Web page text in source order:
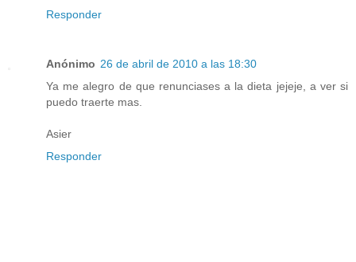
Responder
Anónimo 26 de abril de 2010 a las 18:30
Ya me alegro de que renunciases a la dieta jejeje, a ver si
puedo traerte mas.
Asier
Responder